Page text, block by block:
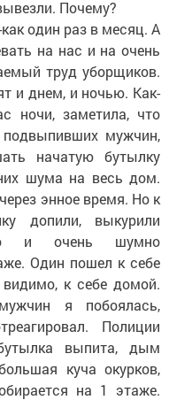
Почему?
один раз в месяц. А
на нас и на очень
труд уборщиков.
и днем, и ночью. Как-
ночи, заметила, что
мужчин,
начатую бутылку
шума на весь дом.
энное время. Но к
допили, выкурили
и очень шумно
Один пошел к себе
видимо, к себе домой.
я побоялась,
Полиции
выпита, дым
куча окурков,
на 1 этаже.